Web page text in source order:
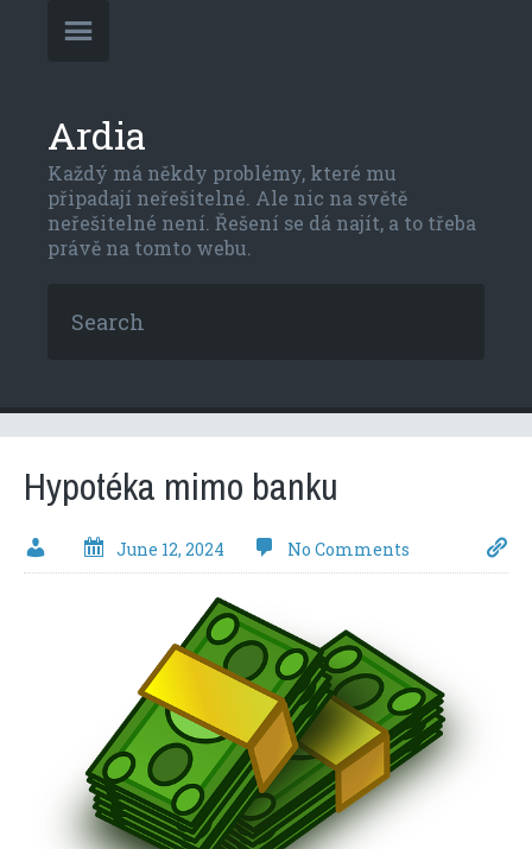
Ardia
Každý má někdy problémy, které mu
připadají neřešitelné. Ale nic na světě
neřešitelné není. Řešení se dá najít, a to třeba
právě na tomto webu.
Hypotéka mimo banku
June 12, 2024 No Comments